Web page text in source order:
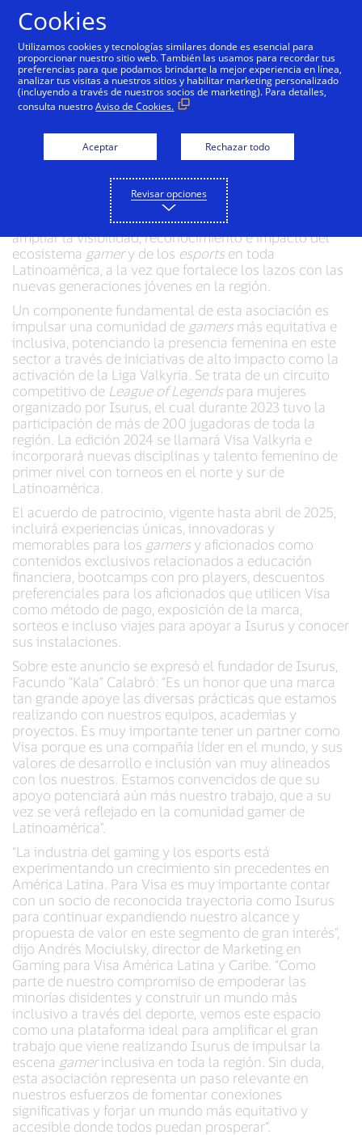
Isurus anuncia alianza
histórica con Visa
Miami, FL–30 de mayo de 2024. Isurus, uno de los
con operaciones en Argentina, Brasil, Chile y México, y
Visa, líder mundial en pagos digitales, anunciaron hoy
un acuerdo de patrocinio. La nueva alianza busca
ampliar la visibilidad, reconocimiento e impacto del
ecosistema gamery de los esports en toda
Latinoamérica, a la vez que fortalece los lazos con las
nuevas generaciones jóvenes en la región.
Un componente fundamental de esta asociación es
impulsar una comunidad de gamers más equitativa e
inclusiva, potenciando la presencia femenina en este
sector a través de iniciativas de alto impacto como la
activación de la Liga Valkyria. Se trata de un circuito
competitivo de League of Legends para mujeres
organizado por Isurus, el cual durante 2023 tuvo la
participación de más de 200 jugadoras de toda la
región. La edición 2024 se llamará Visa Valkyria e
incorporará nuevas disciplinas y talento femenino de
primer nivel con torneos en el norte y sur de
Latinoamérica.
El acuerdo de patrocinio, vigente hasta abril de 2025,
incluirá experiencias únicas, innovadoras y
memorables para los gamers y aficionados como
contenidos exclusivos relacionados a educación
financiera, bootcamps con pro players, descuentos
preferenciales para los aficionados que utilicen Visa
como método de pago, exposición de la marca,
sorteos e incluso viajes para apoyar a Isurus y conocer
sus instalaciones.
Sobre este anuncio se expresó el fundador de Isurus,
Facundo “Kala” Calabró: “Es un honor que una marca
tan grande apoye las diversas prácticas que estamos
realizando con nuestros equipos, academias y
proyectos. Es muy importante tener un partner como
Visa porque es una compañía líder en el mundo, y sus
valores de desarrollo e inclusión van muy alineados
con los nuestros. Estamos convencidos de que su
apoyo potenciará aún más nuestro trabajo, que a su
vez se verá reflejado en la comunidad gamer de
Latinoamérica”.
“La industria del gaming y los esports está
experimentando un crecimiento sin precedentes en
América Latina. Para Visa es muy importante contar
con un socio de reconocida trayectoria como Isurus
para continuar expandiendo nuestro alcance y
propuesta de valor en este segmento de gran interés”,
dijo Andrés Mociulsky, director de Marketing en
Gaming para Visa América Latina y Caribe. “Como
parte de nuestro compromiso de empoderar las
minorías disidentes y construir un mundo más
inclusivo a través del deporte, vemos este espacio
como una plataforma ideal para amplificar el gran
trabajo que viene realizando Isurus de impulsar la
escena gamerinclusiva en toda la región. Sin duda,
esta asociación representa un paso relevante en
nuestros esfuerzos de fomentar conexiones
significativas y forjar un mundo más equitativo y
accesible donde todos puedan prosperar”.
Cookies
Utilizamos cookies y tecnologías similares donde es esencial para
proporcionar nuestro sitio web. También las usamos para recordar tus
preferencias para que podamos brindarte la mejor experiencia en línea,
analizar tus visitas a nuestros sitios y habilitar marketing personalizado
(incluyendo a través de nuestros socios de marketing). Para detalles,
consulta nuestroAviso de Cookies.
Aceptar Rechazar todo
Revisar opciones